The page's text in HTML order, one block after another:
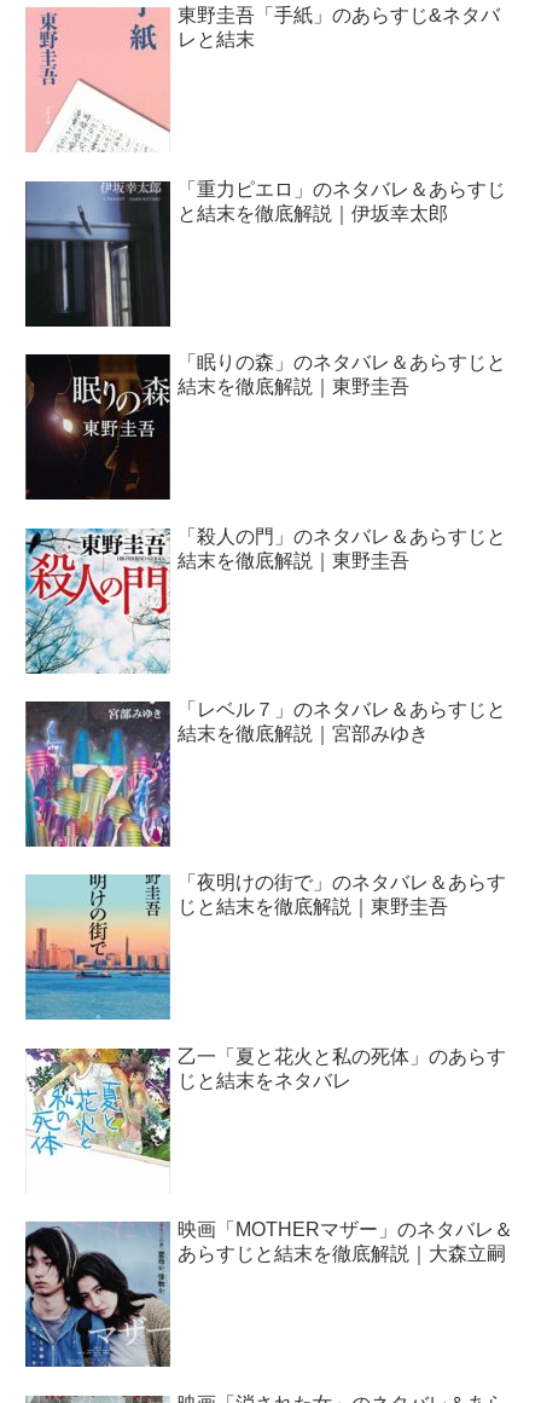
東野圭吾「手紙」のあらすじ&ネタバ
レと結末
「重力ピエロ」のネタバレ＆あらすじ
と結末を徹底解説｜伊坂幸太郎
「眠りの森」のネタバレ＆あらすじと
結末を徹底解説｜東野圭吾
「殺人の門」のネタバレ＆あらすじと
結末を徹底解説｜東野圭吾
「レベル７」のネタバレ＆あらすじと
結末を徹底解説｜宮部みゆき
「夜明けの街で」のネタバレ＆あらす
じと結末を徹底解説｜東野圭吾
乙一「夏と花火と私の死体」のあらす
じと結末をネタバレ
映画「MOTHERマザー」のネタバレ＆
あらすじと結末を徹底解説｜大森立嗣